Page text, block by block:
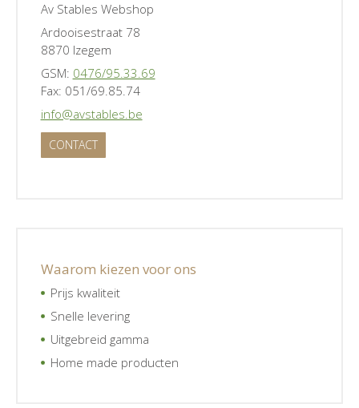
Av Stables Webshop
Ardooisestraat 78
8870 Izegem
GSM: 0476/95.33.69
Fax: 051/69.85.74
info@avstables.be
CONTACT
Waarom kiezen voor ons
Prijs kwaliteit
Snelle levering
Uitgebreid gamma
Home made producten